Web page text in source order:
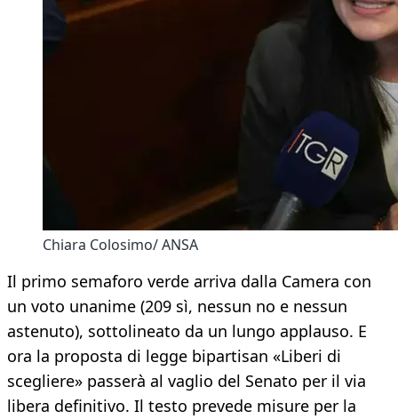
Chiara Colosimo/ ANSA
Il primo semaforo verde arriva dalla Camera con
un voto unanime (209 sì, nessun no e nessun
astenuto), sottolineato da un lungo applauso. E
ora la proposta di legge bipartisan «Liberi di
scegliere» passerà al vaglio del Senato per il via
libera definitivo. Il testo prevede misure per la